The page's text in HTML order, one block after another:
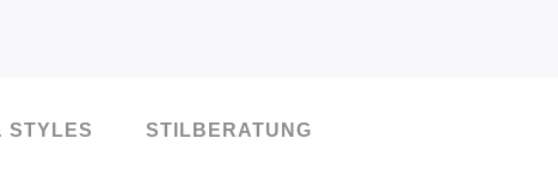
STYLES STILBERATUNG